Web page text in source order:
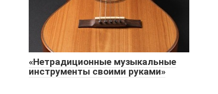
«Нетрадиционные музыкальные
инструменты своими руками»